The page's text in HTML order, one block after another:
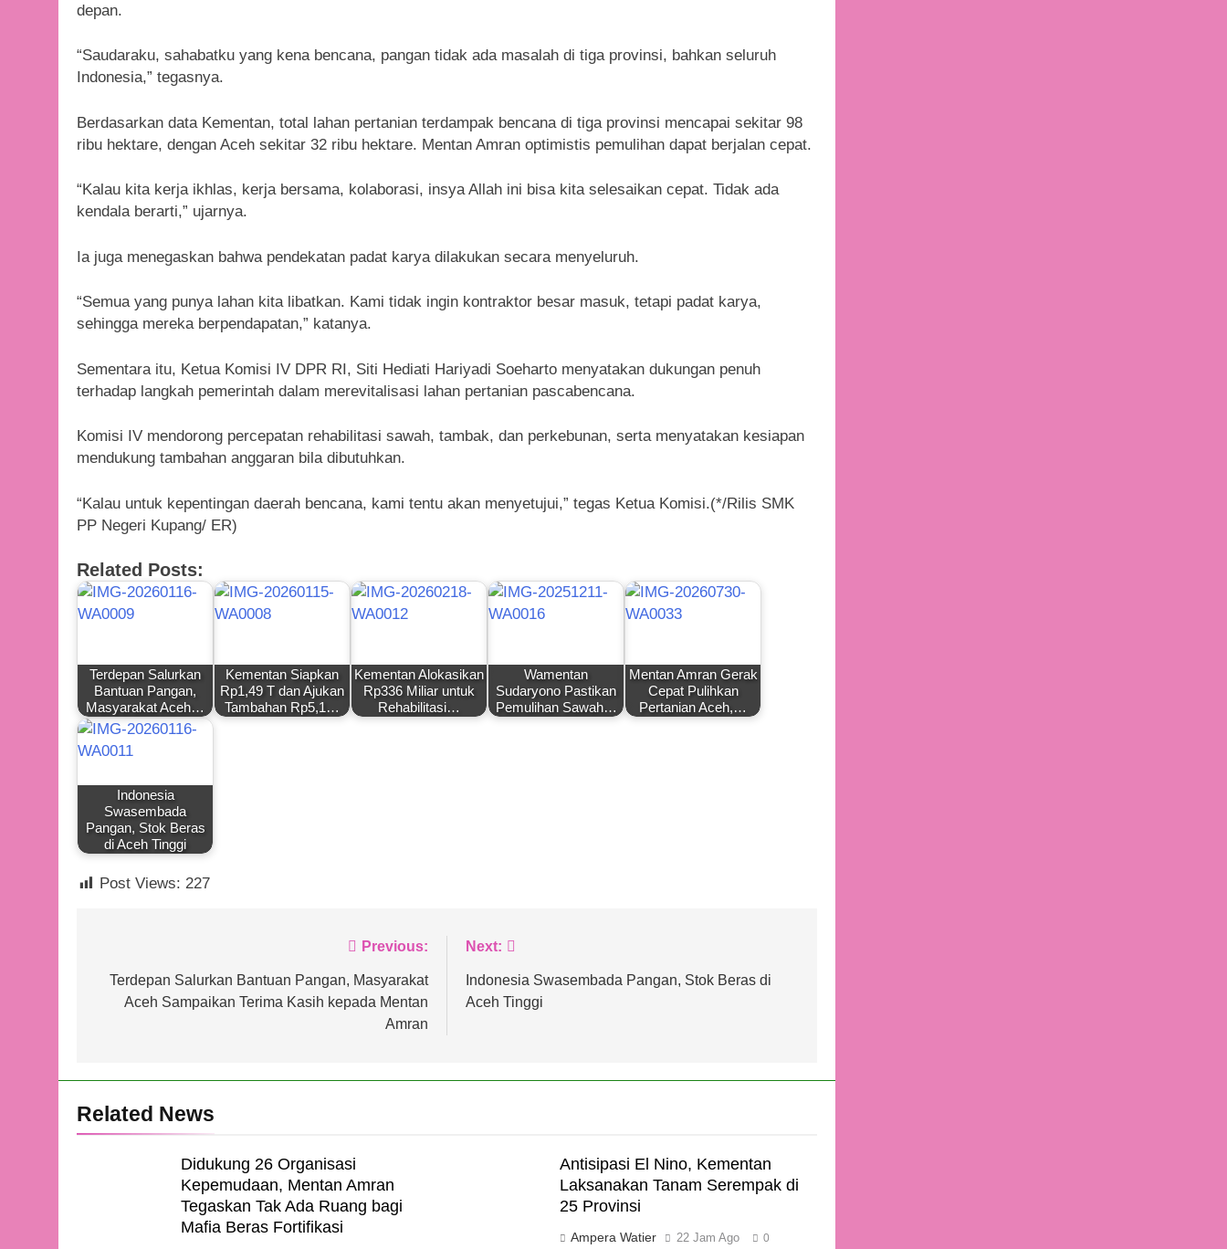
depan.
“Saudaraku, sahabatku yang kena bencana, pangan tidak ada masalah di tiga provinsi, bahkan seluruh
Indonesia,” tegasnya.
Berdasarkan data Kementan, total lahan pertanian terdampak bencana di tiga provinsi mencapai sekitar 98
ribu hektare, dengan Aceh sekitar 32 ribu hektare. Mentan Amran optimistis pemulihan dapat berjalan cepat.
“Kalau kita kerja ikhlas, kerja bersama, kolaborasi, insya Allah ini bisa kita selesaikan cepat. Tidak ada
kendala berarti,” ujarnya.
Ia juga menegaskan bahwa pendekatan padat karya dilakukan secara menyeluruh.
“Semua yang punya lahan kita libatkan. Kami tidak ingin kontraktor besar masuk, tetapi padat karya,
sehingga mereka berpendapatan,” katanya.
Sementara itu, Ketua Komisi IV DPR RI, Siti Hediati Hariyadi Soeharto menyatakan dukungan penuh
terhadap langkah pemerintah dalam merevitalisasi lahan pertanian pascabencana.
Komisi IV mendorong percepatan rehabilitasi sawah, tambak, dan perkebunan, serta menyatakan kesiapan
mendukung tambahan anggaran bila dibutuhkan.
“Kalau untuk kepentingan daerah bencana, kami tentu akan menyetujui,” tegas Ketua Komisi.(*/Rilis SMK
PP Negeri Kupang/ ER)
Related Posts:
Terdepan Salurkan
Bantuan Pangan,
Masyarakat Aceh…
Kementan Siapkan
Rp1,49 T dan Ajukan
Tambahan Rp5,1…
Kementan Alokasikan
Rp336 Miliar untuk
Rehabilitasi…
Wamentan
Sudaryono Pastikan
Pemulihan Sawah…
Mentan Amran Gerak
Cepat Pulihkan
Pertanian Aceh,…
Indonesia
Swasembada
Pangan, Stok Beras
di Aceh Tinggi
Post Views: 227
pos
Previous:
Terdepan Salurkan Bantuan Pangan, Masyarakat
Aceh Sampaikan Terima Kasih kepada Mentan
Amran
Next:
Indonesia Swasembada Pangan, Stok Beras di
Aceh Tinggi
Related News
Didukung 26 Organisasi
Kepemudaan, Mentan Amran
Tegaskan Tak Ada Ruang bagi
Mafia Beras Fortifikasi
Antisipasi El Nino, Kementan
Laksanakan Tanam Serempak di
25 Provinsi
Ampera Watier 22 Jam Ago 0